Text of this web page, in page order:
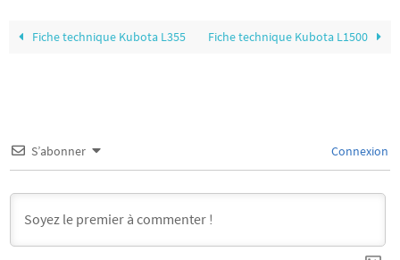
Fiche technique Kubota L355 Fiche technique Kubota L1500
S’abonner Connexion